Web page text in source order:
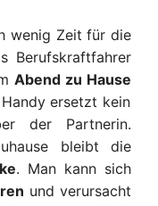
wenig Zeit für die
Berufskraftfahrer
Abend zu Hause
Handyersetzt kein
der Partnerin.
bleibt die
. Man kann sich
und verursacht